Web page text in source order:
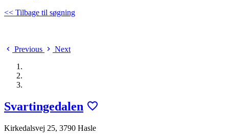
<< Tilbage til søgning
Previous Next
Svartingedalen
Kirkedalsvej 25, 3790 Hasle